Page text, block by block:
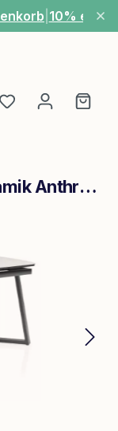
10% extra
Du hast 0
Kettler Gartentisch Alu-Keramik Anthrazit-Grau